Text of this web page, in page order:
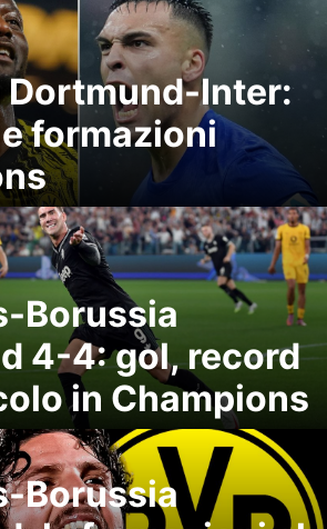
Dortmund-Inter:
formazioni
Borussia
4-4: gol, record
in Champions
Borussia